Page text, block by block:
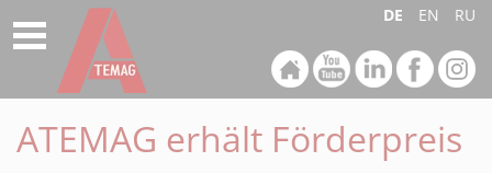
DE EN RU
ATEMAG erhält Förderpreis
Produktfinder
Was ist ein Aggregat
Merkliste
Aggregate in Anwendungen
Küchen
Möbel, Messebau, Innenausbau und Ladenbau
Aggregate-Sonderlösungen
Aggregate Neuentwicklung
Aggregatelösungen für Lamello Verbinder
Clamex P Profilnut auf der CNC Maschine
Lochbohrungen für Cabineo Verbinder auf der CNC Maschine
Instandhaltung Ihres Aggregates
Ersatzteile-Service
Philosophie
Virtueller Firmenrundgang
Ansprechpartner
International